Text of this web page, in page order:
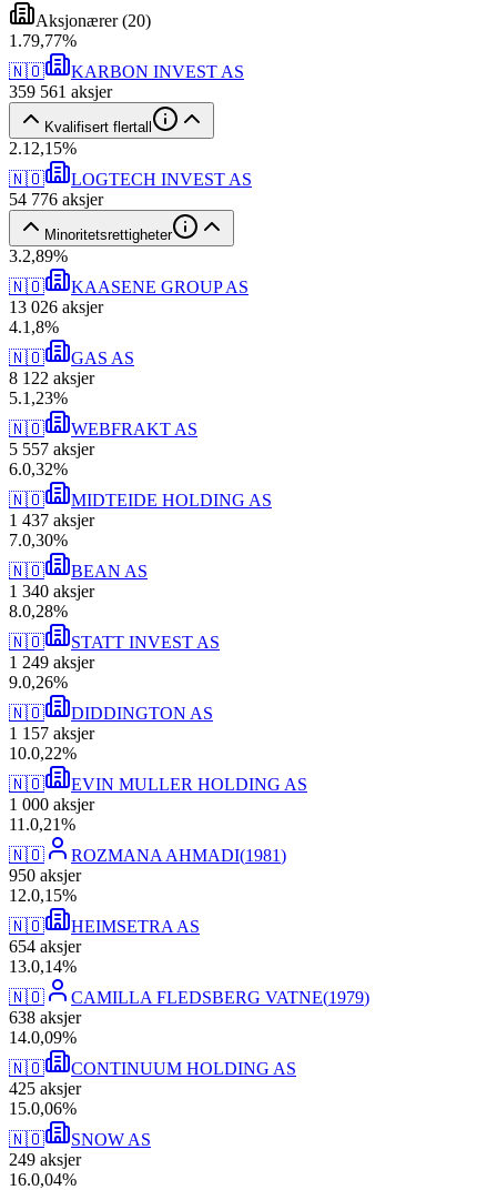
Aksjonærer(20)
1 .79,77%
🇳🇴
KARBON INVEST AS
359 561 aksjer
Kvalifisert flertall
2.12,15%
🇳🇴
LOGTECH INVEST AS
54 776 aksjer
Minoritetsrettigheter
3.2,89%
🇳🇴
KAASENE GROUP AS
13 026 aksjer
4.1,8%
🇳🇴
GAS AS
8 122 aksjer
5.1,23%
🇳🇴
WEBFRAKT AS
5 557 aksjer
6.0,32%
🇳🇴
MIDTEIDE HOLDING AS
1 437 aksjer
7.0,30%
🇳🇴
BEAN AS
1 340 aksjer
8.0,28%
🇳🇴
STATT INVEST AS
1 249 aksjer
9.0,26%
🇳🇴
DIDDINGTON AS
1 157 aksjer
10.0,22%
🇳🇴
EVIN MULLER HOLDING AS
1 000 aksjer
11 .0,21%
🇳🇴
ROZMANA AHMADI(1981)
950 aksjer
12.0,15%
🇳🇴
HEIMSETRA AS
654 aksjer
13.0,14%
🇳🇴
CAMILLA FLEDSBERG VATNE(1979)
638 aksjer
14.0,09%
🇳🇴
CONTINUUM HOLDING AS
425 aksjer
15.0,06%
🇳🇴
SNOW AS
249 aksjer
16.0,04%